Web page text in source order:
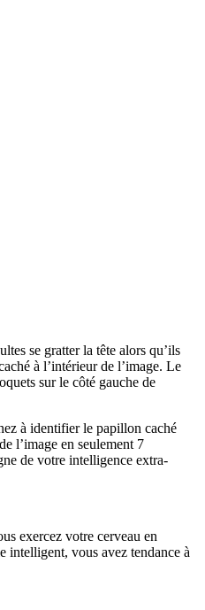
se gratter la tête alors qu’ils
à l’intérieur de l’image. Le
sur le côté gauche de
à identifier le papillon caché
l’image en seulement 7
de votre intelligence extra-
exercez votre cerveau en
intelligent, vous avez tendance à